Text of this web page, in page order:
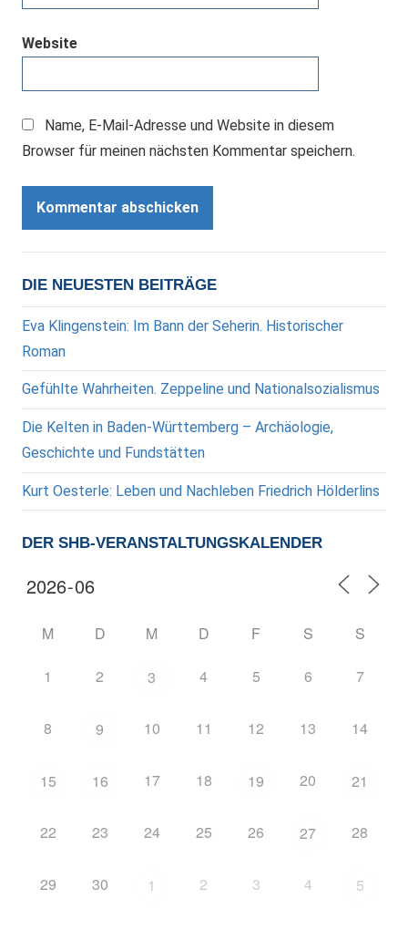
Website
Name, E-Mail-Adresse und Website in diesem
Browser für meinen nächsten Kommentar speichern.
DIE NEUESTEN BEITRÄGE
Eva Klingenstein: Im Bann der Seherin. Historischer
Roman
Gefühlte Wahrheiten. Zeppeline und Nationalsozialismus
Die Kelten in Baden-Württemberg – Archäologie,
Geschichte und Fundstätten
Kurt Oesterle: Leben und Nachleben Friedrich Hölderlins
DER SHB-VERANSTALTUNGSKALENDER
M D M D F S S
1 2 3 4 5 6 7
8 9 10 11 12 13 14
15 16 17 18 19 20 21
22 23 24 25 26 27 28
29 30 1 2 3 4 5